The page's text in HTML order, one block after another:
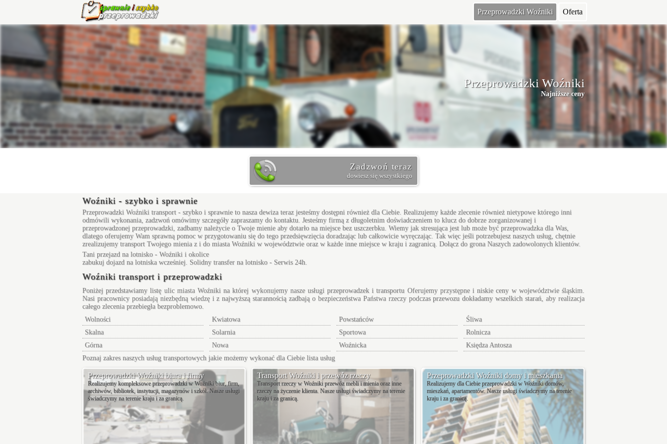
Przeprowadzki Woźniki Oferta
Przeprowadzki Woźniki
Najniższe ceny
Zadzwoń teraz
dowiesz się wszystkiego
Woźniki - szybko i sprawnie
Przeprowadzki Woźniki transport - szybko i sprawnie to nasza dewiza teraz jesteśmy dostępni również dla Ciebie. Realizujemy każde zlecenie również nietypowe którego inni
odmówili wykonania, zadzwoń omówimy szczegóły zapraszamy do kontaktu. Jesteśmy firmą z długoletnim doświadczeniem to klucz do dobrze zorganizowanej i
przeprowadzonej przeprowadzki, zadbamy należycie o Twoje mienie aby dotarło na miejsce bez uszczerbku. Wiemy jak stresująca jest lub może być przeprowadzka dla Was,
dlatego oferujemy Wam sprawną pomoc w przygotowaniu się do tego przedsięwzięcia doradzając lub całkowicie wyręczając. Tak więc jeśli potrzebujesz naszych usług, chętnie
zrealizujemy transport Twojego mienia z i do miasta Woźniki w województwie oraz w każde inne miejsce w kraju i zagranicą. Dołącz do grona Naszych zadowolonych klientów.
Taniprzejazd na lotnisko - Woźniki i okolice
zabukuj dojazd na lotniska wcześniej. Solidny transfer na lotnisko - Serwis 24h.
Woźniki transport i przeprowadzki
Poniżej przedstawiamy listę ulic miasta Woźniki na której wykonujemy nasze usługi przeprowadzek i transportu Oferujemy przystępne i niskie ceny w województwie śląskim.
Nasi pracownicy posiadają niezbędną wiedzę i z najwyższą starannością zadbają o bezpieczeństwa Państwa rzeczy podczas przewozu dokładamy wszelkich starań, aby realizacja
całego zlecenia przebiegła bezproblemowo.
Wolności
Kwiatowa Powstańców
Śliwa
Skalna
Solarnia Sportowa
Rolnicza
Górna
Nowa Woźnicka
Księdza Antosza
Poznaj zakres naszych usług transportowych jakie możemy wykonać dla Ciebielista usług
Przeprowadzki Woźniki biura i firmy
Realizujemy kompleksowe przeprowadzki w Woźniki biur, firm,
archiwów, bibliotek, instytucji, magazynów i szkół. Nasze usługi
świadczymy na terenie kraju i za granicą.
Transport Woźniki i przewóz rzeczy
Transport rzeczy w Woźniki przewóz mebli i mienia oraz inne
rzeczy na życzenie klienta. Nasze usługi świadczymy na terenie
kraju i za granicą.
Przeprowadzki Woźniki domy i mieszkania
Realizujemy dla Ciebie przeprowadzki w Woźniki domów,
mieszkań, apartamentów. Nasze usługi świadczymy na terenie
kraju i za granicą.